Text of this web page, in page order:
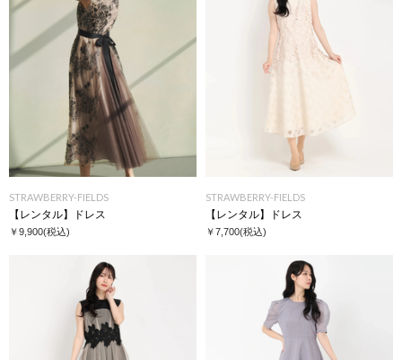
STRAWBERRY-FIELDS
【レンタル】ドレス
￥9,900(税込)
STRAWBERRY-FIELDS
【レンタル】ドレス
￥7,700(税込)